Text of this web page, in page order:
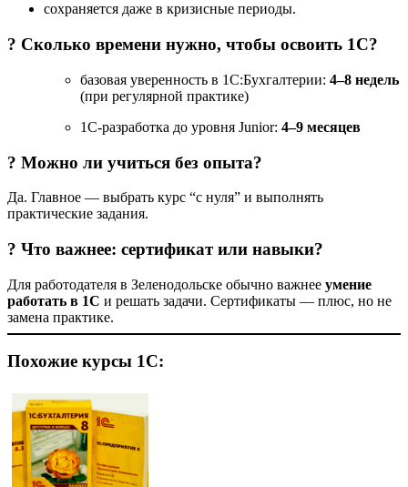
сохраняется даже в кризисные периоды.
? Сколько времени нужно, чтобы освоить 1С?
базовая уверенность в 1С:Бухгалтерии: 4–8 недель
(при регулярной практике)
1С-разработка до уровня Junior: 4–9 месяцев
? Можно ли учиться без опыта?
Да. Главное — выбрать курс “с нуля” и выполнять
практические задания.
? Что важнее: сертификат или навыки?
Для работодателя в Зеленодольске обычно важнее умение
работать в 1С и решать задачи. Сертификаты — плюс, но не
замена практике.
Похожие курсы 1С: